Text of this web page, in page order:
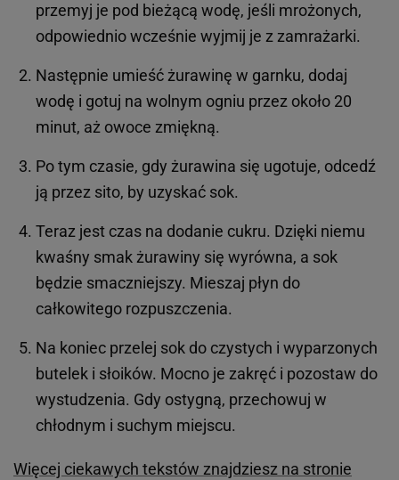
przemyj je pod bieżącą wodę, jeśli mrożonych,
odpowiednio wcześnie wyjmij je z zamrażarki.
Następnie umieść żurawinę w garnku, dodaj
wodę i gotuj na wolnym ogniu przez około 20
minut, aż owoce zmiękną.
Po tym czasie, gdy żurawina się ugotuje, odcedź
ją przez sito, by uzyskać sok.
Teraz jest czas na dodanie cukru. Dzięki niemu
kwaśny smak żurawiny się wyrówna, a sok
będzie smaczniejszy. Mieszaj płyn do
całkowitego rozpuszczenia.
Na koniec przelej sok do czystych i wyparzonych
butelek i słoików. Mocno je zakręć i pozostaw do
wystudzenia. Gdy ostygną, przechowuj w
chłodnym i suchym miejscu.
Więcej ciekawych tekstów znajdziesz na stronie